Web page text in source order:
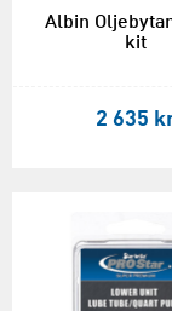
Albin
kit
2 635